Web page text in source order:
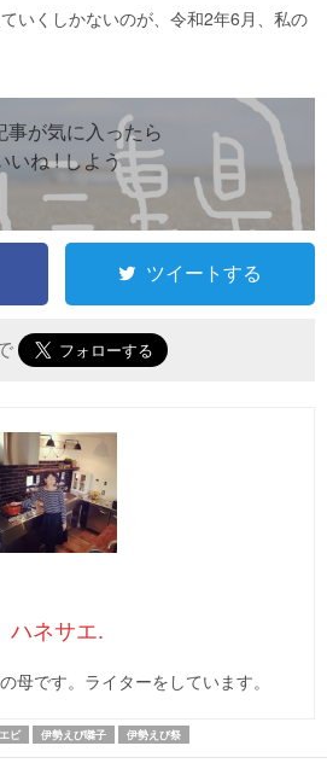
いくしかないのが、令和2年6月、私の
事が気に入ったら
いね ! しよう
ツイートする
ハネサエ.
母です。ライターをしています。
ビ 伊勢えび囃子 伊勢えび祭